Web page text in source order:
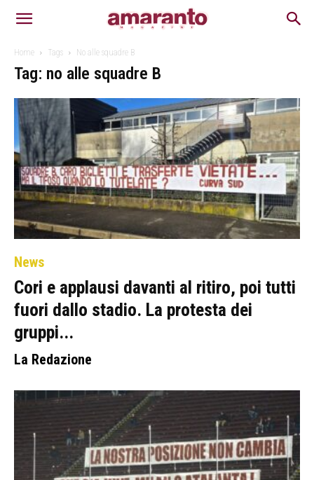
Home Tags No alle squadre B
Tag: no alle squadre B
News
Cori e applausi davanti al ritiro, poi tutti
fuori dallo stadio. La protesta dei
gruppi...
La Redazione